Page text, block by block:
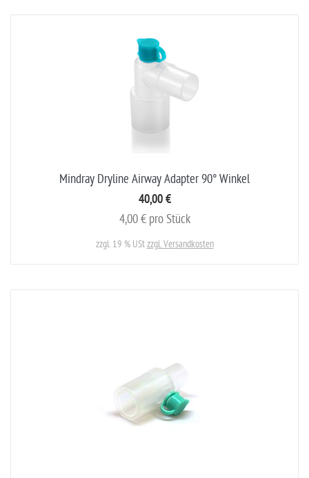
Mindray Dryline Airway Adapter 90° Winkel
40,00 €
4,00 € pro Stück
zzgl. 19 % UStzzgl. Versandkosten